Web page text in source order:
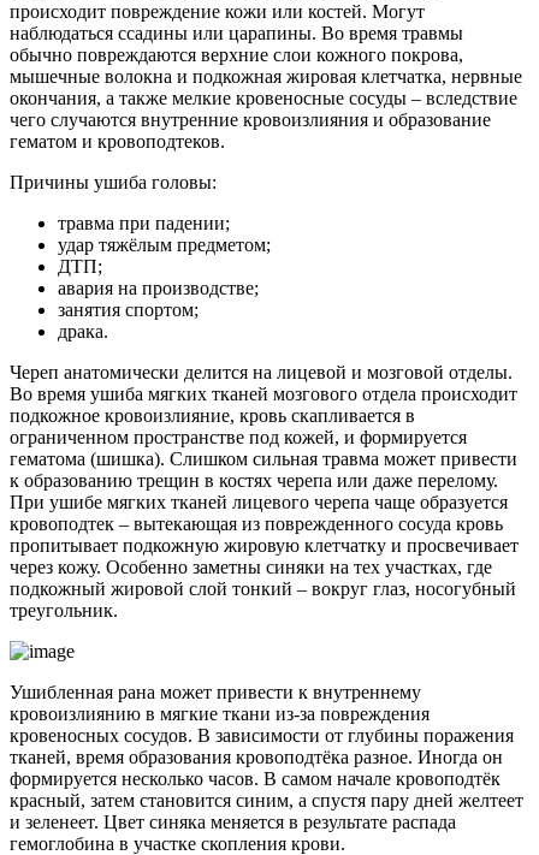
происходит повреждение кожи или костей. Могут
наблюдаться ссадины или царапины. Во время травмы
обычно повреждаются верхние слои кожного покрова,
мышечные волокна и подкожная жировая клетчатка, нервные
окончания, а также мелкие кровеносные сосуды – вследствие
чего случаются внутренние кровоизлияния и образование
гематом и кровоподтеков.
Причины ушиба головы:
травма при падении;
удар тяжёлым предметом;
ДТП;
авария на производстве;
занятия спортом;
драка.
Череп анатомически делится на лицевой и мозговой отделы.
Во время ушиба мягких тканей мозгового отдела происходит
подкожное кровоизлияние, кровь скапливается в
ограниченном пространстве под кожей, и формируется
гематома (шишка). Слишком сильная травма может привести
к образованию трещин в костях черепа или даже перелому.
При ушибе мягких тканей лицевого черепа чаще образуется
кровоподтек – вытекающая из поврежденного сосуда кровь
пропитывает подкожную жировую клетчатку и просвечивает
через кожу. Особенно заметны синяки на тех участках, где
подкожный жировой слой тонкий – вокруг глаз, носогубный
треугольник.
Ушибленная рана может привести к внутреннему
кровоизлиянию в мягкие ткани из-за повреждения
кровеносных сосудов. В зависимости от глубины поражения
тканей, время образования кровоподтёка разное. Иногда он
формируется несколько часов. В самом начале кровоподтёк
красный, затем становится синим, а спустя пару дней желтеет
и зеленеет. Цвет синяка меняется в результате распада
гемоглобина в участке скопления крови.